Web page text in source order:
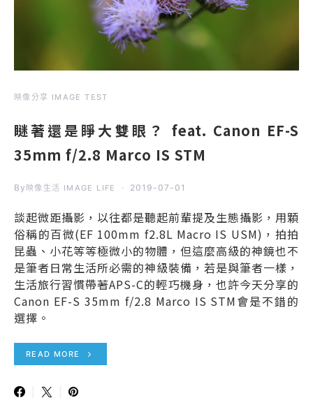
映像分享 IMAGE TEST
瞇著還是睜大雙眼？ feat. Canon EF-S
35mm f/2.8 Marco IS STM
By 映像生活 IMAGE LIFE 2019-07-01
談起微距攝影，以往都是聽起前輩提及生態攝影，用顆
俗稱的百微(EF 100mm f2.8L Macro IS USM)，拍拍
昆蟲、小花等等極微小的物體，但這麼高級的神鏡也不
是筆者日常生活所必需的神級裝備，若是與筆者一樣，
生活旅行習慣帶著APS-C的輕巧機身，也許今天分享的
Canon EF-S 35mm f/2.8 Marco IS STM會是不錯的
選擇。
READ MORE